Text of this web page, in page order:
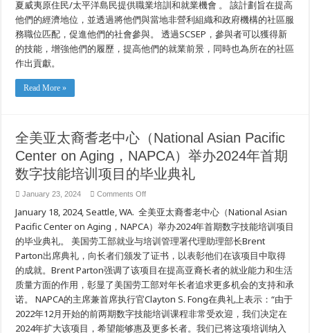
夏威夷原住民/太平洋島民提供職業培訓和就業機會 。 該計劃旨在提高
他們的經濟地位，並透過將他們與當地非營利組織和政府機構的社區服
務職位匹配，促進他們的社會參與。 透過SCSEP，參與者可以獲得新
的技能，增強他們的履歷，提高他們的就業前景，同時也為所在的社區
作出貢獻。
Read More »
全美亚太裔耆老中心（National Asian Pacific
Center on Aging，NAPCA）举办2024年首期
数字技能培训项目的毕业典礼
January 23, 2024 Comments Offon
美
亚
太
裔
耆
中
心
（National
Asian
Pacific
on
January 18, 2024, Seattle, WA. 全美亚太裔耆老中心（National Asian
Pacific Center on Aging，NAPCA）举办2024年首期数字技能培训项目
的毕业典礼。 美国劳工部就业与培训管理署代理助理部长Brent
Parton出席典礼，向长者们颁发了证书，以表彰他们在该项目中取得
的成就。Brent Parton强调了该项目在提高亚裔长者的就业能力和生活
质量方面的作用，彰显了美国劳工部对年长者追求更多机会的支持和承
诺。 NAPCA的主席兼首席执行官Clayton S. Fong在典礼上表示：“由于
2022年12月开始的前两期数字技能培训课程非常受欢迎，我们决定在
2024年扩大该项目，希望能够惠及更多长者。我们已将这项培训纳入